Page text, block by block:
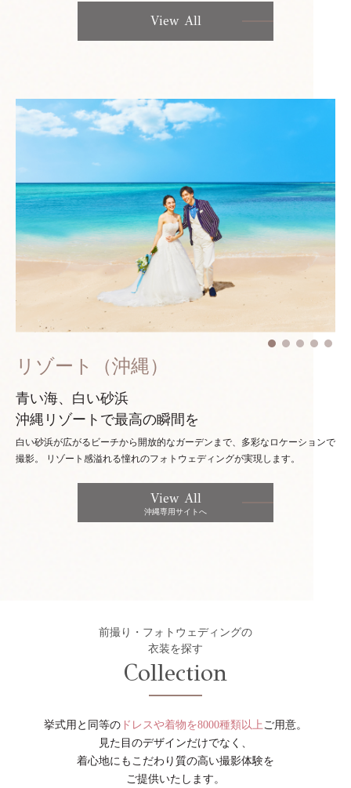
View All
リゾート（沖縄）
青い海、白い砂浜
沖縄リゾートで最高の瞬間を
白い砂浜が広がるビーチから開放的なガーデンまで、多彩なロケーションで
撮影。
リゾート感溢れる憧れのフォトウェディングが実現します。
View All
沖縄専用サイトへ
前撮り・フォトウェディングの
衣装を探す
Collection
挙式用と同等の ドレスや着物を8000種類以上 ご用意。
見た目のデザインだけでなく、
着心地にもこだわり質の高い撮影体験を
ご提供いたします。